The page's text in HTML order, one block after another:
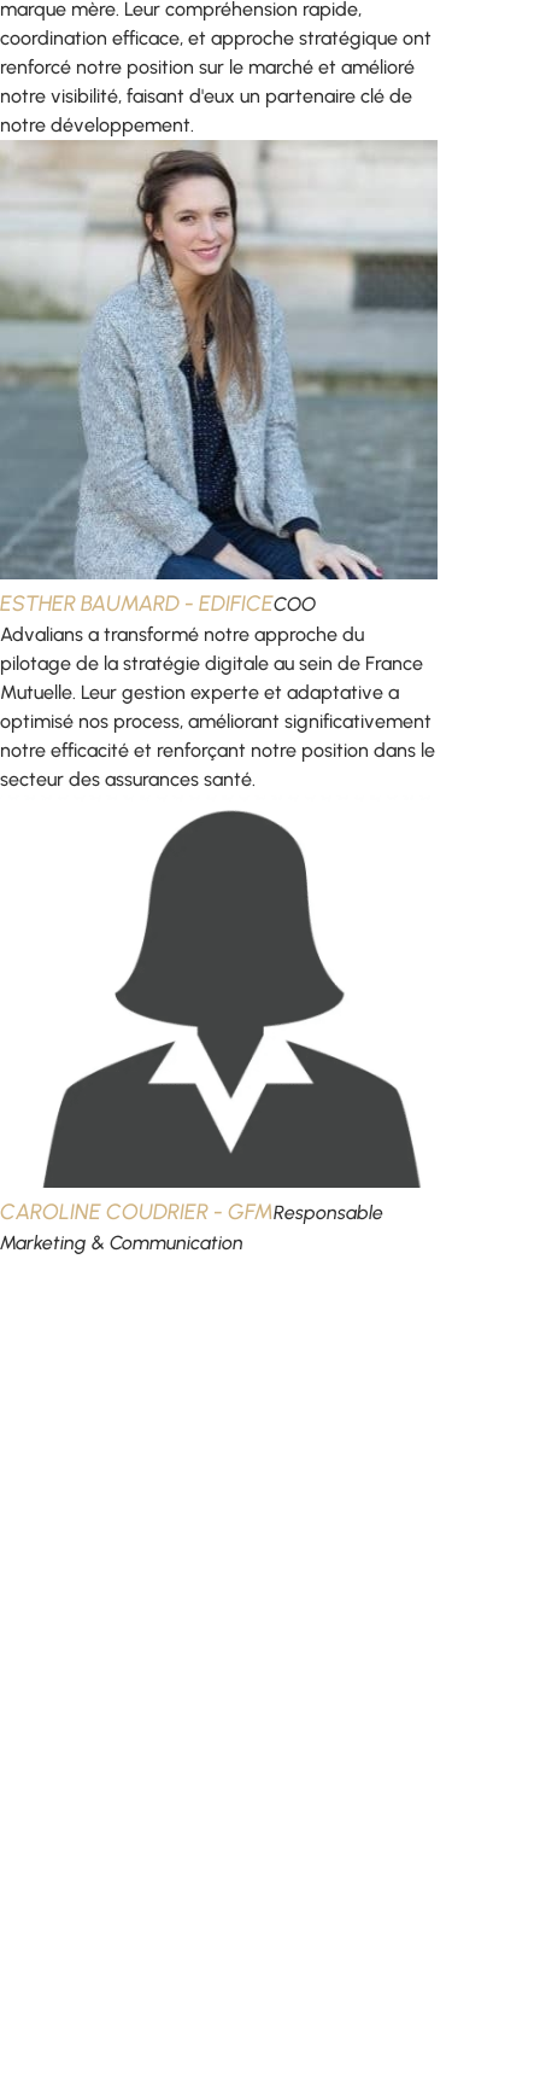
marque mère. Leur compréhension rapide,
coordination efficace, et approche stratégique ont
renforcé notre position sur le marché et amélioré
notre visibilité, faisant d'eux un partenaire clé de
notre développement.
ESTHER BAUMARD - EDIFICECOO
Advalians a transformé notre approche du
pilotage de la stratégie digitale au sein de France
Mutuelle. Leur gestion experte et adaptative a
optimisé nos process, améliorant significativement
notre efficacité et renforçant notre position dans le
secteur des assurances santé.
CAROLINE COUDRIER - GFMResponsable
Marketing & Communication